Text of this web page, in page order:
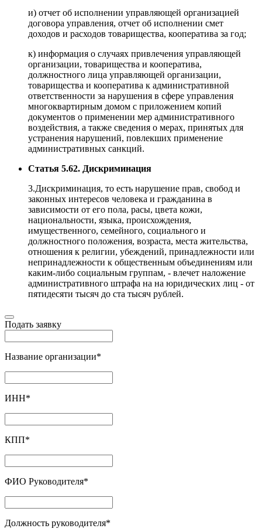
и) отчет об исполнении управляющей организацией
договора управления, отчет об исполнении смет
доходов и расходов товарищества, кооператива за год;
к) информация о случаях привлечения управляющей
организации, товарищества и кооператива,
должностного лица управляющей организации,
товарищества и кооператива к административной
ответственности за нарушения в сфере управления
многоквартирным домом с приложением копий
документов о применении мер административного
воздействия, а также сведения о мерах, принятых для
устранения нарушений, повлекших применение
административных санкций.
Статья 5.62. Дискриминация
3.Дискриминация, то есть нарушение прав, свобод и
законных интересов человека и гражданина в
зависимости от его пола, расы, цвета кожи,
национальности, языка, происхождения,
имущественного, семейного, социального и
должностного положения, возраста, места жительства,
отношения к религии, убеждений, принадлежности или
непринадлежности к общественным объединениям или
каким-либо социальным группам, - влечет наложение
административного штрафа на на юридических лиц - от
пятидесяти тысяч до ста тысяч рублей.
Подать заявку
Название организации*
ИНН*
КПП*
ФИО Руководителя*
Должность руководителя*